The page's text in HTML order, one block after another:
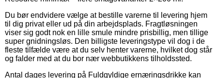
Du bør endvidere vælge at bestille varerne til levering hjem
til dig privat eller ud på din arbejdsplads. Fragtløsningen
viser sig godt nok en lille smule mindre prisbillig, men tillige
super gnidningsløs. Den billigste leveringstype vil dog i de
fleste tilfælde være at du selv henter varerne, hvilket dog står
og falder med at du bor nær webbutikkens tilholdssted.
Antal dages levering på Fuldgyldige ernæringsdrikke kan